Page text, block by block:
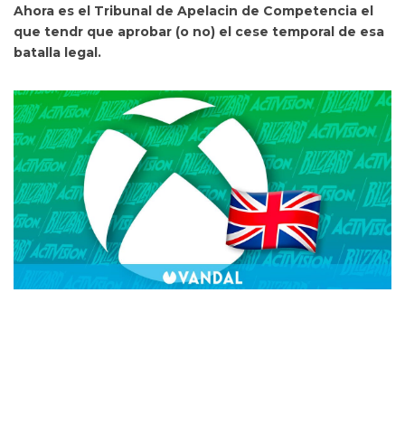
Ahora es el Tribunal de Apelacin de Competencia el
que tendr que aprobar (o no) el cese temporal de esa
batalla legal.